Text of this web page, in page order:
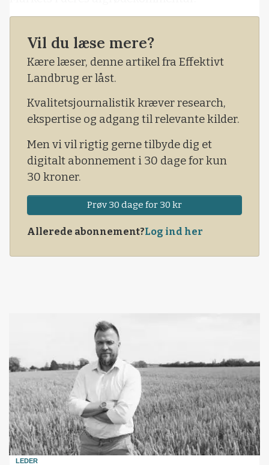
Vil du læse mere?
Kære læser, denne artikel fra Effektivt
Landbrug er låst.
Kvalitetsjournalistik kræver research,
ekspertise og adgang til relevante kilder.
Men vi vil rigtig gerne tilbyde dig et
digitalt abonnement i 30 dage for kun
30 kroner.
Prøv 30 dage for 30 kr
Allerede abonnement?Log ind her
LEDER